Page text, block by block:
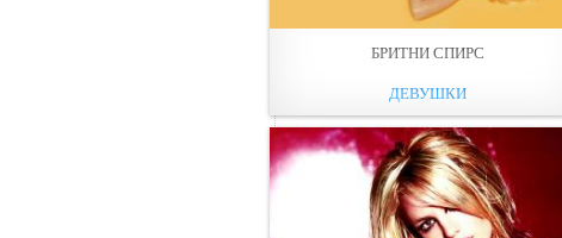
БРИТНИ СПИРС
ДЕВУШКИ